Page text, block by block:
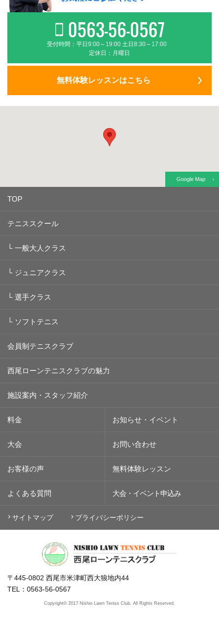
受付時間：平日9:00～19:00 土日8:30～17:00
定休日：月曜日
無料体験レッスンはこちら
Google Map
TOP
テニススクール
└ 一般大人クラス
└ ジュニアクラス
└ 選手クラス
└ ソフトテニス
会員制テニスクラブ
西尾ローンテニスクラブの魅力
施設案内・スタッフ紹介
料金 お知らせ・イベント
大会 お問い合わせ
お客様の声 無料体験レッスン
よくある質問 大会・イベント 申込み
サイトマップ プライバシーポリシー
〒445-0802 西尾市米津町西大狼地内44
TEL：0563-56-0567
Copyright© 2017 Nishio Lawn Teniss Club. All Rights Reserved.